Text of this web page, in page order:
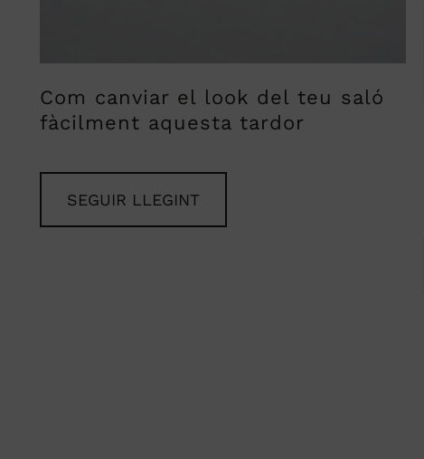
Com canviar el look del teu saló
fàcilment aquesta tardor
SEGUIR LLEGINT